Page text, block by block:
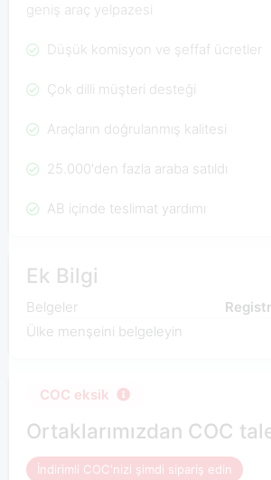
geniş araç yelpazesi
Düşük komisyon ve şeffaf ücretler
Çok dilli müşteri desteği
Araçların doğrulanmış kalitesi
25.000'den fazla araba satıldı
AB içinde teslimat yardımı
Ek Bilgi
Belgeler
Ülke menşeini belgeleyin
COC eksik
Ortaklarımızdan COC
İndirimli COC'nizi şimdi sipariş edin